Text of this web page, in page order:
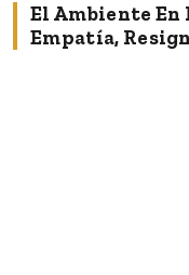
El Ambiente
Empatía,